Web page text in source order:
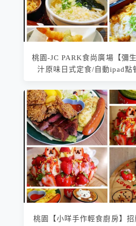
桃園-JC PARK食尚廣場【彌
汁原味日式定食/自動ipad點
桃園【小咩手作輕食廚房】